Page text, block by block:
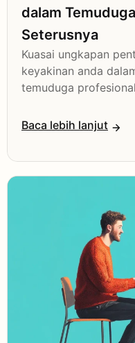
dalam
Seterusnya
Kuasai ungkapan
keyakinan anda
temuduga
Baca lebih lanjut